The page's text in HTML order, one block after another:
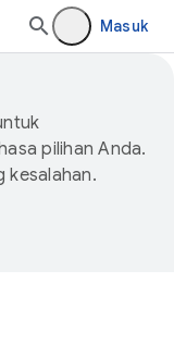
Masuk
pilihan Anda.
kesalahan.